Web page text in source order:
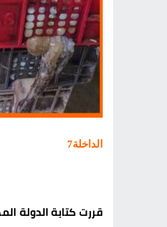
الداخلة7
قررت كتابة الدولة